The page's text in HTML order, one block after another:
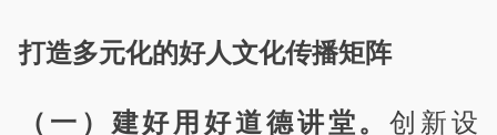
打造多元化的好人文化传播矩阵
（一）建好用好道德讲堂。创新设